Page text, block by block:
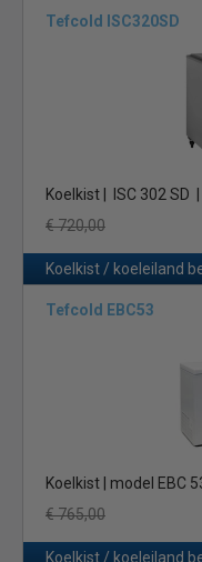
bij ons besteld door
Koeltechnisch en
zodat u hem daarna
afmetingen en
ontdooiing, dit kan
altijd in geforceerde
voor meer uitleg hierover.
een
koeleiland ideaal
Een ander geliefd
professionele koelkist
Tefcold ISC320SD
Koelkist | ISC 302 SD
€ 720,00
Koelkist / koeleiland
Tefcold EBC53
Koelkist | model EBC
€ 765,00
Koelkist / koeleiland